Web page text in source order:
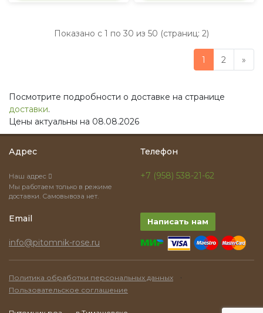
Показано с 1 по 30 из 50 (страниц: 2)
1 2 »
Посмотрите подробности о доставке на странице
доставки.
Цены актуальны на 08.08.2026
Адрес
Наш адрес
Мы работаем только в режиме
доставки. Самовывоза нет.
Телефон
+7 (958) 538-21-62
Email
info@pitomnik-rose.ru
Написать нам
Политика обработки персональных данных ·
Пользовательское соглашение